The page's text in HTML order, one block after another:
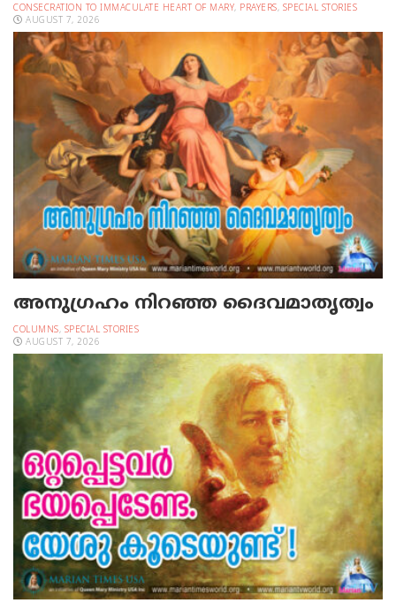
CONSECRATION TO IMMACULATE HEART OF MARY, PRAYERS, SPECIAL STORIES
AUGUST 7, 2026
അനുഗ്രഹം നിറഞ്ഞ ദൈവമാതൃത്വം
COLUMNS, SPECIAL STORIES
AUGUST 7, 2026